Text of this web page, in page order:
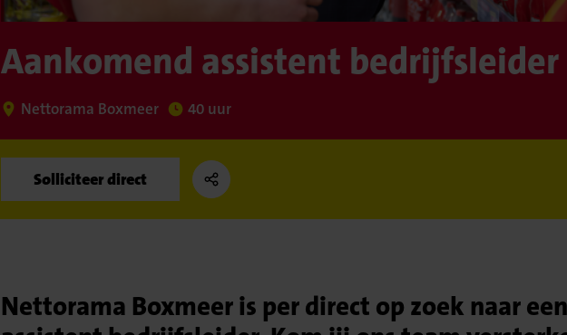
Aankomend assistent bedrijfsleider
Nettorama Boxmeer 40 uur
Solliciteer direct
Nettorama Boxmeer is per direct op zoek naar